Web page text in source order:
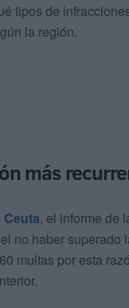
tipos de
la región.
más
, el informe de
no haber superado
multas por esta